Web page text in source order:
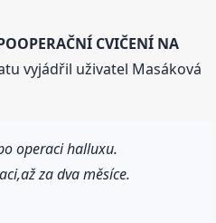
CVIČENÍ NA
vyjádřil uživatel Masáková
operaci halluxu.
za dva měsíce.